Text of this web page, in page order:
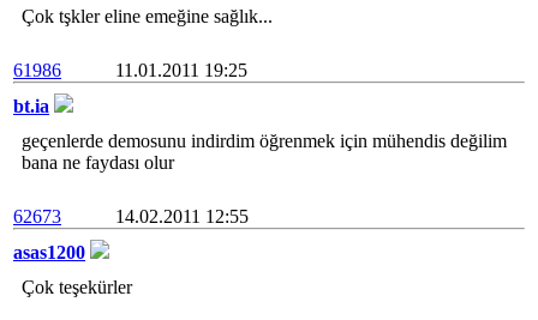
Çok tşkler eline emeğine sağlık...
61986
11.01.2011 19:25
bt.ia
geçenlerde demosunu indirdim öğrenmek için mühendis değilim
bana ne faydası olur
62673
14.02.2011 12:55
asas1200
Çok teşekürler